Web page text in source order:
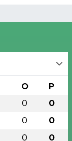
O P
0 0
0 0
0 0